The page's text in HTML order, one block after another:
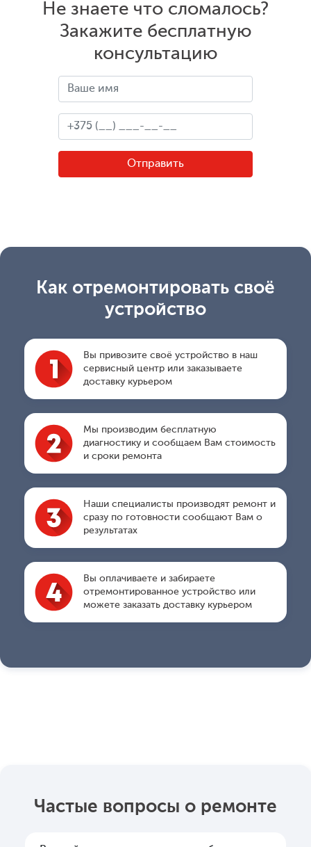
Не знаете что сломалось?
Закажите бесплатную
консультацию
Как отремонтировать своё
устройство
Вы привозите своё устройство в наш
сервисный центр или заказываете
доставку курьером
Мы производим бесплатную
диагностику и сообщаем Вам стоимость
и сроки ремонта
Наши специалисты производят ремонт и
сразу по готовности сообщают Вам о
результатах
Вы оплачиваете и забираете
отремонтированное устройство или
можете заказать доставку курьером
Частые вопросы о ремонте